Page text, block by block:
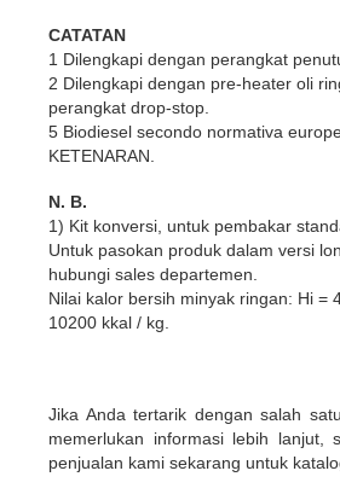
CATATAN
1 Dilengkapi dengan perangkat
2 Dilengkapi dengan pre-heater oli
perangkat drop-stop.
5 Biodiesel secondo normativa
KETENARAN.
N. B.
1) Kit konversi, untuk pembakar
Untuk pasokan produk dalam versi
hubungi sales departemen.
Nilai kalor bersih minyak ringan: Hi =
10200 kkal / kg.
Jika Anda tertarik dengan salah
memerlukan informasi lebih lanjut,
penjualan kami sekarang untuk